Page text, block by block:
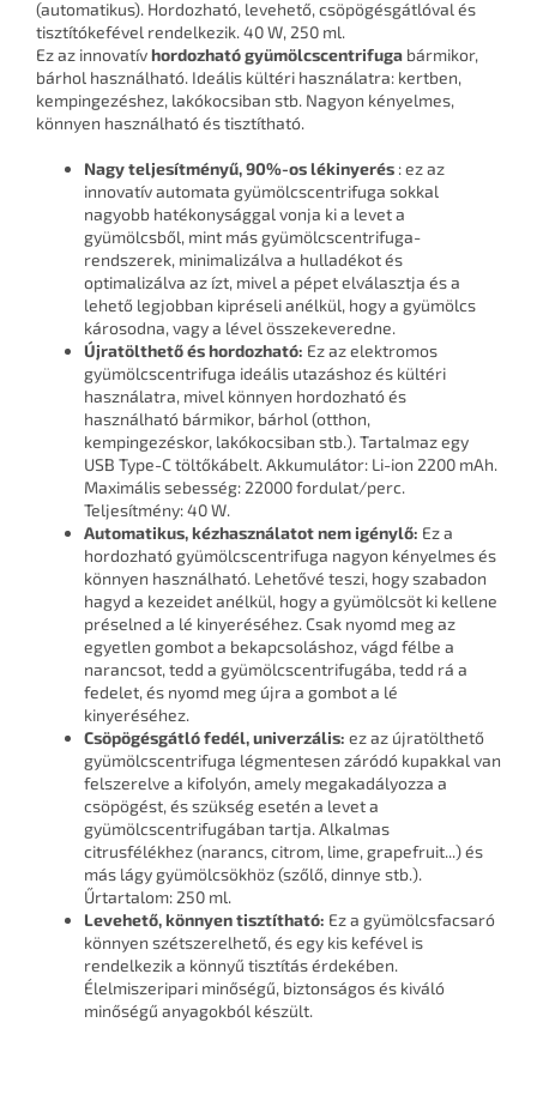
(automatikus). Hordozható, levehető, csöpögésgátlóval és
tisztítókefével rendelkezik. 40 W, 250 ml.
Ez az innovatívhordozható gyümölcscentrifuga bármikor,
bárhol használható. Ideális kültéri használatra: kertben,
kempingezéshez, lakókocsiban stb. Nagyon kényelmes,
könnyen használható és tisztítható.
Nagy teljesítményű, 90%-os lékinyerés : ez az
innovatív automata gyümölcscentrifuga sokkal
nagyobb hatékonysággal vonja ki a levet a
gyümölcsből, mint más gyümölcscentrifuga-
rendszerek, minimalizálva a hulladékot és
optimalizálva az ízt, mivel a pépet elválasztja és a
lehető legjobban kipréseli anélkül, hogy a gyümölcs
károsodna, vagy a lével összekeveredne.
Újratölthető és hordozható: Ez az elektromos
gyümölcscentrifuga ideális utazáshoz és kültéri
használatra, mivel könnyen hordozható és
használható bármikor, bárhol (otthon,
kempingezéskor, lakókocsiban stb.). Tartalmaz egy
USB Type-C töltőkábelt. Akkumulátor: Li-ion 2200 mAh.
Maximális sebesség: 22000 fordulat/perc.
Teljesítmény: 40 W.
Automatikus, kézhasználatot nem igénylő: Ez a
hordozható gyümölcscentrifuga nagyon kényelmes és
könnyen használható. Lehetővé teszi, hogy szabadon
hagyd a kezeidet anélkül, hogy a gyümölcsöt ki kellene
préselned a lé kinyeréséhez. Csak nyomd meg az
egyetlen gombot a bekapcsoláshoz, vágd félbe a
narancsot, tedd a gyümölcscentrifugába, tedd rá a
fedelet, és nyomd meg újra a gombot a lé
kinyeréséhez.
Csöpögésgátló fedél, univerzális: ez az újratölthető
gyümölcscentrifuga légmentesen záródó kupakkal van
felszerelve a kifolyón, amely megakadályozza a
csöpögést, és szükség esetén a levet a
gyümölcscentrifugában tartja. Alkalmas
citrusfélékhez (narancs, citrom, lime, grapefruit...) és
más lágy gyümölcsökhöz (szőlő, dinnye stb.).
Űrtartalom: 250 ml.
Levehető, könnyen tisztítható: Ez a gyümölcsfacsaró
könnyen szétszerelhető, és egy kis kefével is
rendelkezik a könnyű tisztítás érdekében.
Élelmiszeripari minőségű, biztonságos és kiváló
minőségű anyagokból készült.